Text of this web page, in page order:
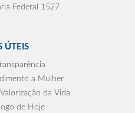
Federal 1527
ÚTEIS
a Mulher
da Vida
de Hoje